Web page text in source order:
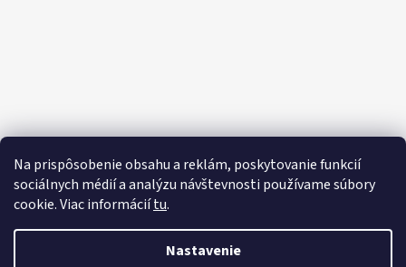
Na prispôsobenie obsahu a reklám, poskytovanie funkcií
sociálnych médií a analýzu návštevnosti používame súbory
cookie. Viac informáciítu.
Nastavenie